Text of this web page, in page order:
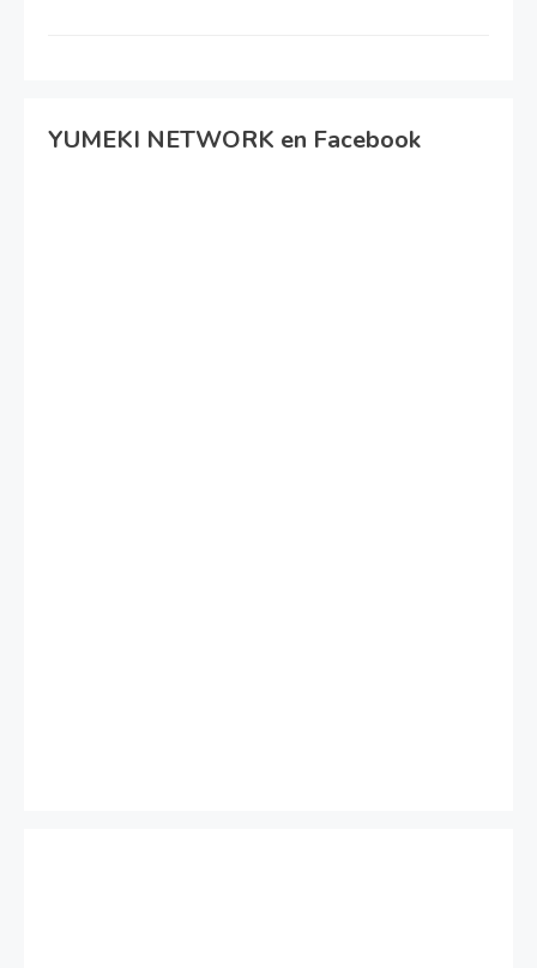
YUMEKI NETWORK en Facebook